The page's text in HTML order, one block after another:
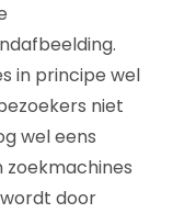
in principe wel
niet
wel eens
door